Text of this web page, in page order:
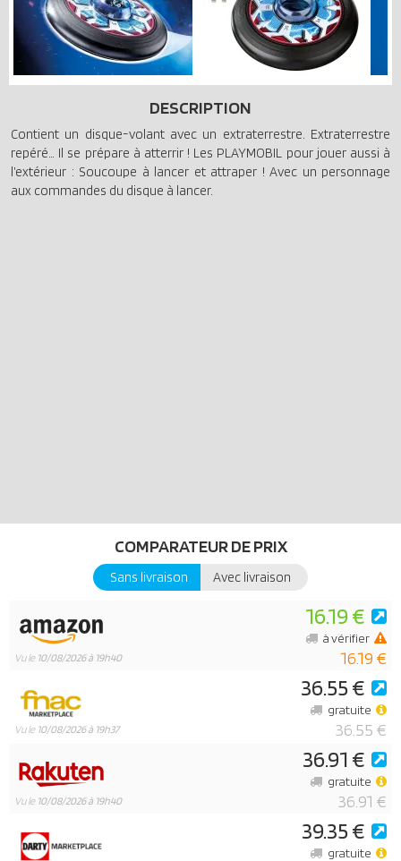
DESCRIPTION
Contient un disque-volant avec un extraterrestre. Extraterrestre
repéré… Il se prépare à atterrir ! Les PLAYMOBIL pour jouer aussi à
l’extérieur : Soucoupe à lancer et attraper ! Avec un personnage
aux commandes du disque à lancer.
COMPARATEUR DE PRIX
Sans livraison Avec livraison
Vu le 10/08/2026 à 19h40
16.19 €
16.19 €
à vérifier
Vu le 10/08/2026 à 19h37
36.55 €
36.55 €
gratuite
Vu le 10/08/2026 à 19h40
36.91 €
36.91 €
gratuite
39.35 €
gratuite